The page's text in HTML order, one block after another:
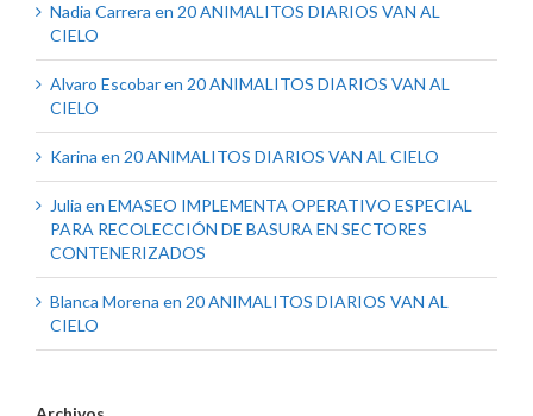
Nadia Carrera en 20 ANIMALITOS DIARIOS VAN AL
CIELO
Alvaro Escobaren 20 ANIMALITOS DIARIOS VAN AL
CIELO
Karina en 20 ANIMALITOS DIARIOS VAN AL CIELO
Julia en EMASEO IMPLEMENTA OPERATIVO ESPECIAL
PARA RECOLECCIÓN DE BASURA EN SECTORES
CONTENERIZADOS
Blanca Morena en 20 ANIMALITOS DIARIOS VAN AL
CIELO